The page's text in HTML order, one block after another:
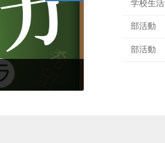
学校生活
部活動
部活動